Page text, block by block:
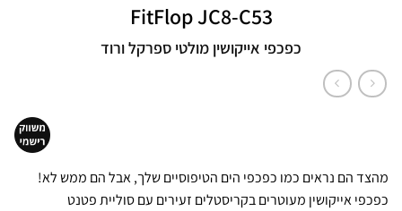
FitFlop JC8-C53
כפכפי אייקושין מולטי ספרקל ורוד
מהצד הם נראים כמו כפכפי הים הטיפוסיים שלך, אבל הם ממש לא!
כפכפי אייקושין מעוטרים בקריסטלים זעירים עם סוליית פטנט